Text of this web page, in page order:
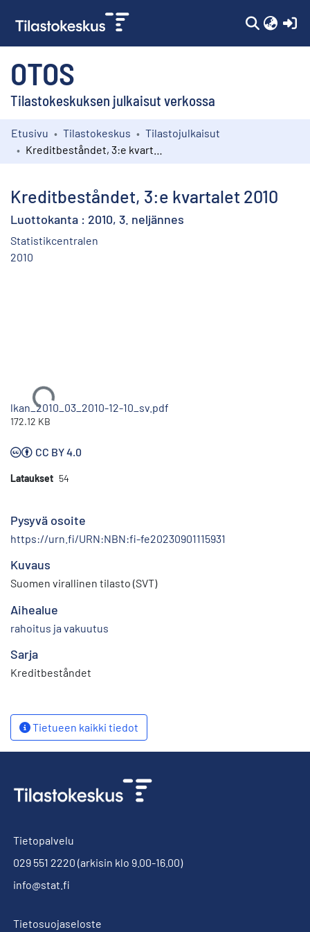
OTOS
Tilastokeskuksen julkaisut verkossa
Kokoelmat
Etusivu Tilastokeskus
Tilastojulkaisut
Kreditbeståndet, 3:e kvartalet 2010
Luottokanta : 2010, 3. neljännes
Statistikcentralen
2010
Ladataan...
lkan_2010_03_2010-12-10_sv.pdf
172.12 KB
CC BY 4.0
Lataukset 54
Pysyvä osoite
https://urn.fi/URN:NBN:fi-fe20230901115931
Kuvaus
Suomen virallinen tilasto (SVT)
Aihealue
rahoitus ja vakuutus
Sarja
Kreditbeståndet
Tietueen kaikki tiedot
Tietopalvelu
029 551 2220 (arkisin klo 9.00-16.00)
info@stat.fi
Tietosuojaseloste